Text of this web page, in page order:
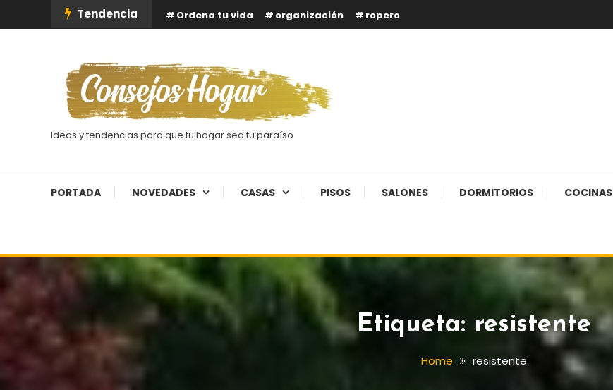
To
Tendencia Ordena tu vida organización ropero
Ideas y tendencias para que tu hogar sea tu paraíso
PORTADA NOVEDADES CASAS PISOS SALONES DORMITORIOS COCINAS
Etiqueta: resistente
Home resistente